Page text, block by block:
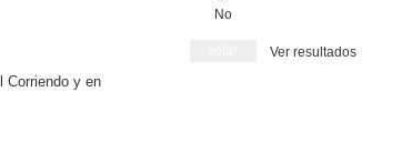
Corriendo y en
No
Ver resultados